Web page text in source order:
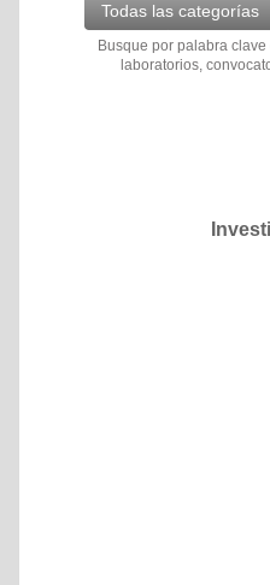
Todas las categorías
Busque por palabra
laboratorios,